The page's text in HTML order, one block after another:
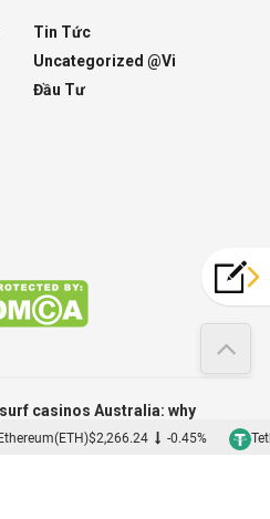
Tin Tức
Uncategorized @vi
Đầu Tư
casinos Australia: why
$2,266.24 -0.45%